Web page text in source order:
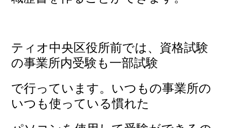
ティオ中央区役所前では、資格試験
の事業所内受験も一部試験
で行っています。いつもの事業所の
いつも使っている慣れた